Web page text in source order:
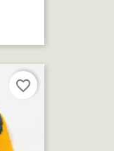
favorite_border